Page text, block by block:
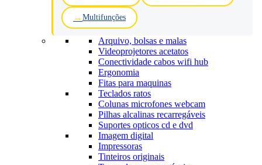
Multifunções
Arquivo, bolsas e malas
Videoprojetores acetatos
Conectividade cabos wifi hub
Ergonomia
Fitas para maquinas
Teclados ratos
Colunas microfones webcam
Pilhas alcalinas recarregáveis
Suportes opticos cd e dvd
Imagem digital
Impressoras
Tinteiros originais